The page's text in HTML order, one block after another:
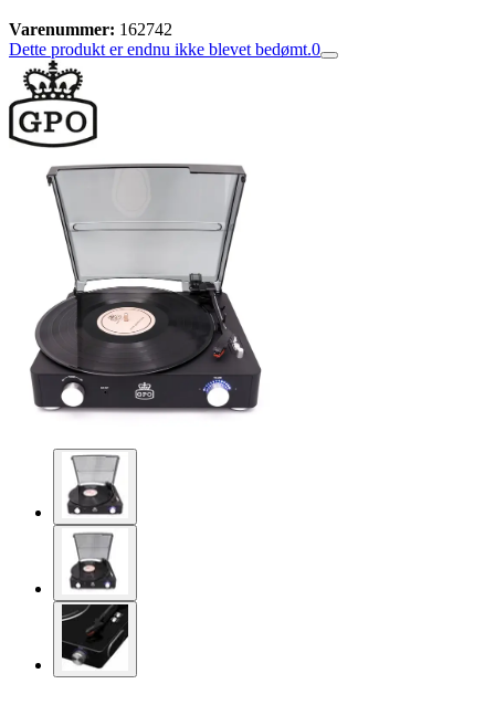
Varenummer: 162742
Dette produkt er endnu ikke blevet bedømt.0